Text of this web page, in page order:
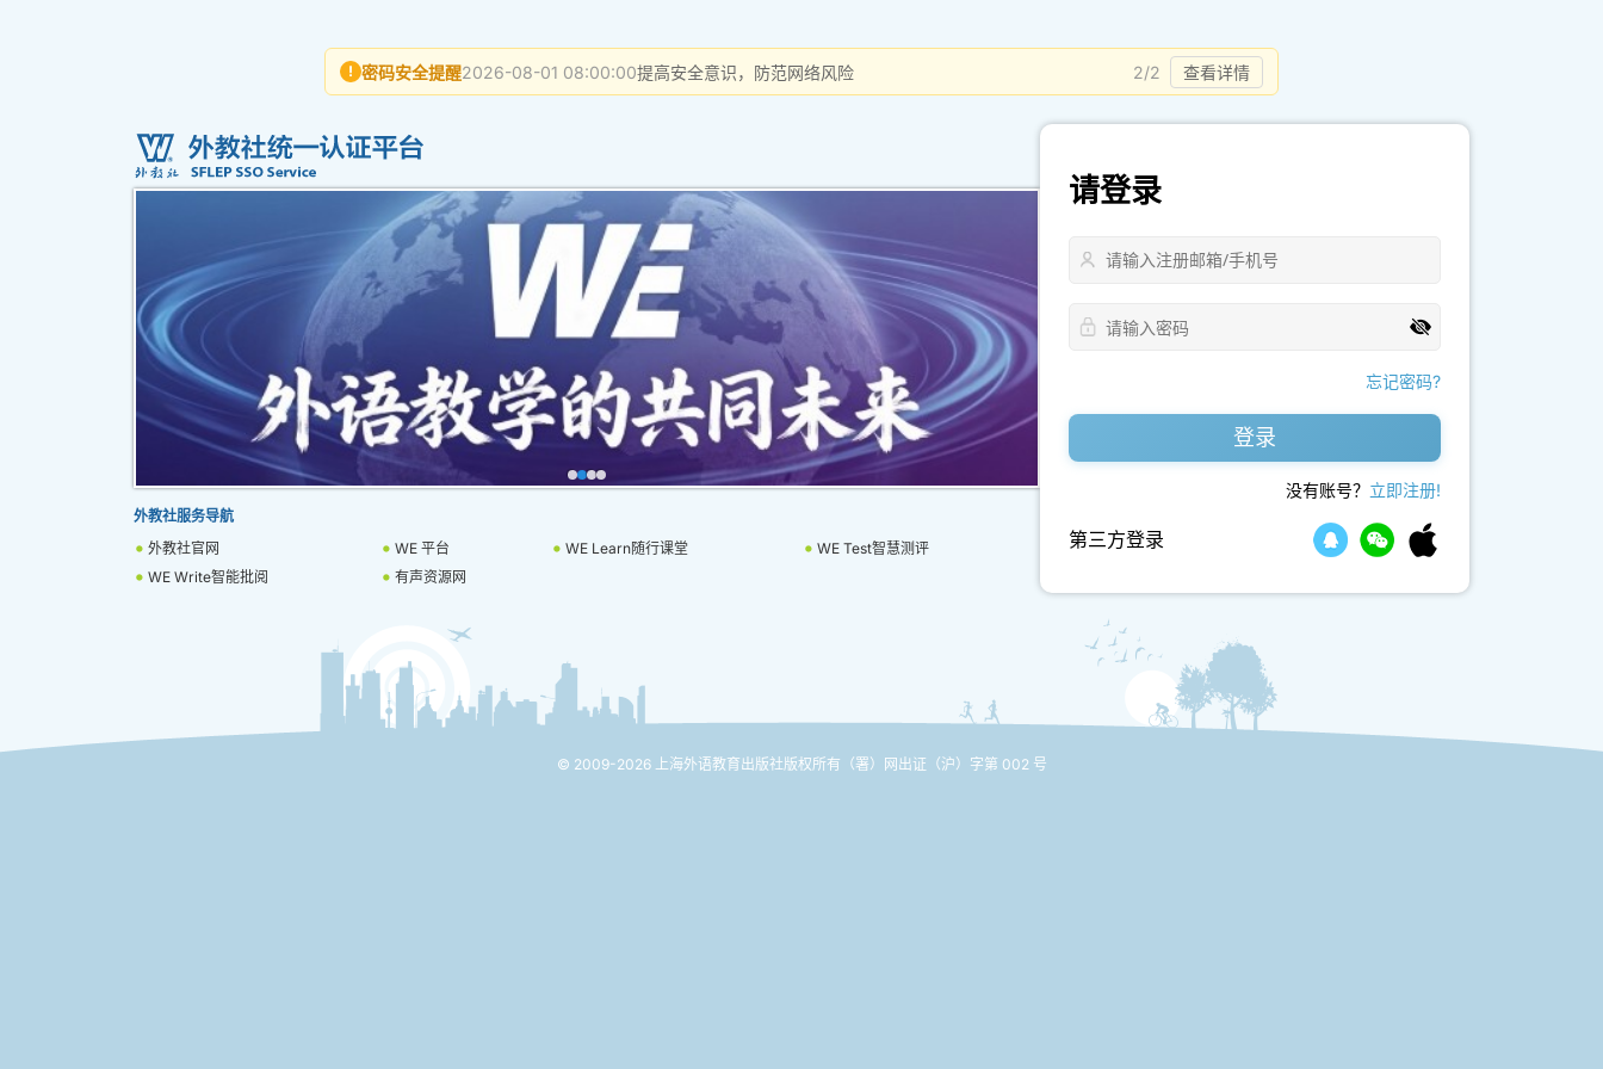
! 密码安全提醒2026-08-01 08:00:00提高安全意识，防范网络风险 2/2 查看详情
外教社服务导航
外教社官网
WE 平台 WE Learn随行课堂
WE Test智慧测评
WE Write智能批阅
有声资源网
请登录
忘记密码?
登录
没有账号？ 立即注册!
第三方登录
© 2009-2026 上海外语教育出版社版权所有 （署）网出证（沪）字第 002 号